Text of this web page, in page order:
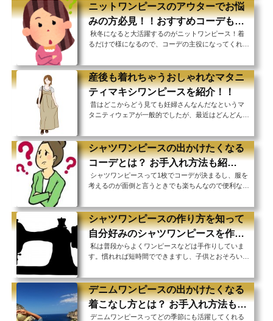
という方におすすめなのがカーキのニットワンピー
ス。 シックな色味で甘さを抑えて、大人の着こなし
ができちゃいます！もちろんデザインや合わせる小物
によって可愛らしくもできますが、カーキなら決して
甘すぎコーデにならないのが嬉しいポイント。 ニッ
す...
ニットワンピースのアウターでお悩
みの方必見！！おすすめコーデも紹
介！！
秋冬になると大活躍するのがニットワンピース！着
るだけで様になるので、コーデの主役になってくれま
気にシックな色合いならカジュアルに大人っぽく、色
味によって様々なテイストに着こなすことができるの
で、色味の違うニットワンピースを揃えている女性も
多いのではないでしょうか。 しかし、ニットワンピ
ースを着る時に多くの方が悩むのが着膨れ問題・・・
もこもこしたニットの上に着るアウターは一歩間違え
ッ...
産後も着れちゃうおしゃれなマタニ
ティマキシワンピースを紹介！！
昔はどこからどう見ても妊婦さんなんだなというマ
タニティウェアが一般的でしたが、最近はどんどんと
ね。 私が妊娠した時、出産経験のある友人たちから
マタニティウェアの極意を教えてもらったんですが、
やはりマキシワンピが便利なんだそうです。 しかし
ただのマキシワンピではダメ！いくつか産後も着るた
めにはポイントがあるんです！ 私が友人たちから教
えてもらってためになったマキシワンピの選び方をご
ース...
シャツワンピースの出かけたくなる
コーデとは？ お手入れ方法も紹
介！！
シャツワンピースって1枚でコーデが決まるし、服を
考えるのが面倒と言うときでも楽ちんなので便利なア
ピースも季節感ありますし、白やグレー、デニムのシ
ャツワンピースなども組み合わせが多くて楽しめま
す。 寒い時期にお出かけの予定があるなら迷わずシ
ャツワンピースで決まりです！ 思わず出かけたくな
ってしまうシャツワンピースのコーデをご紹介しま
す。シャツワンピースとは？シャツワンピースはシャ
たも...
シャツワンピースの作り方を知って
自分好みのシャツワンピースを作ろ
う！！
私は普段からよくワンピースなどは手作りしていま
す。慣れれば短時間でできますし、子供とおそろいの
の分のあまりで子供のワンピースくらいなら出来てし
まいますし、お得です！ 洋裁って面倒くさそうなん
て思っているあなた、シャツワンピースなら簡単に作
れて、達成感がありますよ！一度試してみませんか？
型紙を使った作り方シャツワンピースを作るにはどの
デニムワンピースの出かけたくなる
着こなし方とは？ お手入れ方法も紹
介！！
デニムワンピースってどの季節にも活躍してくれる